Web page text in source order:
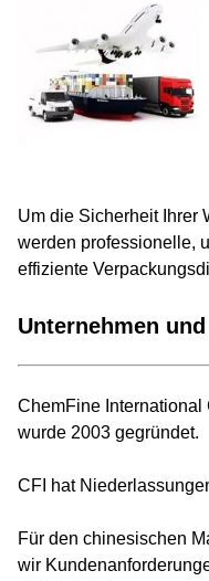
Um die Sicherheit Ihrer
werden professionelle,
effiziente
Unternehmen und
ChemFine International
wurde 2003 gegründet.
CFI hat
Für den chinesischen
wir